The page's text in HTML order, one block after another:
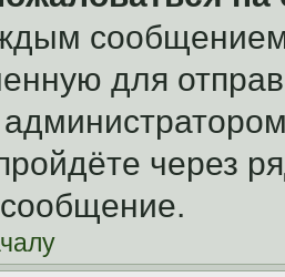
сообщением
для
через